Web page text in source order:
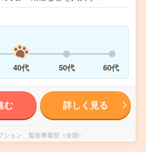
40代 50代 60代
む 詳しく見る
ション 製造事業部（全国）